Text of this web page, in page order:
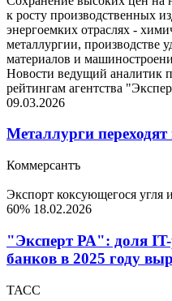
к росту производственных
энергоемких отраслях -
металлургии, производстве
материалов и
Новости ведущий аналитик
рейтингам агентства
09.03.2026
Металлурги переходят
Коммерсантъ
Экспорт коксующегося
60% 18.02.2026
"Эксперт РА": доля
банков в 2025 году
ТАСС